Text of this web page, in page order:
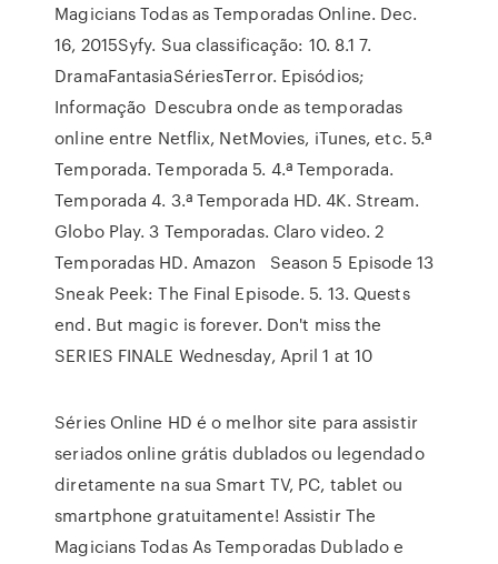
Magicians Todas as Temporadas Online. Dec.
16, 2015Syfy. Sua classificação: 10. 8.1 7.
DramaFantasiaSériesTerror. Episódios;
Informação Descubra onde as temporadas
online entre Netflix, NetMovies, iTunes, etc. 5.ª
Temporada. Temporada 5. 4.ª Temporada.
Temporada 4. 3.ª Temporada HD. 4K. Stream.
Globo Play. 3 Temporadas. Claro video. 2
Temporadas HD. Amazon Season 5 Episode 13
Sneak Peek: The Final Episode. 5. 13. Quests
end. But magic is forever. Don't miss the
SERIES FINALE Wednesday, April 1 at 10
Séries Online HD é o melhor site para assistir
seriados online grátis dublados ou legendado
diretamente na sua Smart TV, PC, tablet ou
smartphone gratuitamente! Assistir The
Magicians Todas As Temporadas Dublado e